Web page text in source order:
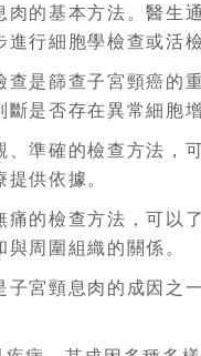
的基本方法。醫生
行細胞學檢查或活檢
是篩查子宮頸癌的
是否存在異常細胞增
準確的檢查方法，
供依據。
的檢查方法，可以
周圍組織的關係。
宮頸息肉的成因之